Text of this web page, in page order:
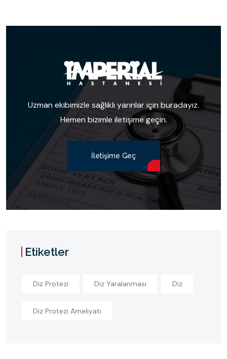
Uzman ekibimizle sağlıklı yarınlar için buradayız.
Hemen bizimle iletişime geçin.
İletişime Geç
Etiketler
Diz Protezi Diz Yaralanması Diz
Diz Protezi Ameliyatı